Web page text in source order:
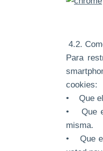
4.2.
Para
cookies:
• Que el
• Que el
misma.
• Que el